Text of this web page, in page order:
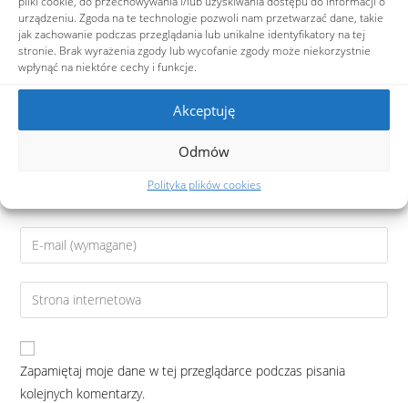
urządzeniu. Zgoda na te technologie pozwoli nam przetwarzać dane, takie
jak zachowanie podczas przeglądania lub unikalne identyfikatory na tej
stronie. Brak wyrażenia zgody lub wycofanie zgody może niekorzystnie
wpłynąć na niektóre cechy i funkcje.
Akceptuję
Odmów
Polityka plików cookies
Zapamiętaj moje dane w tej przeglądarce podczas pisania
kolejnych komentarzy.